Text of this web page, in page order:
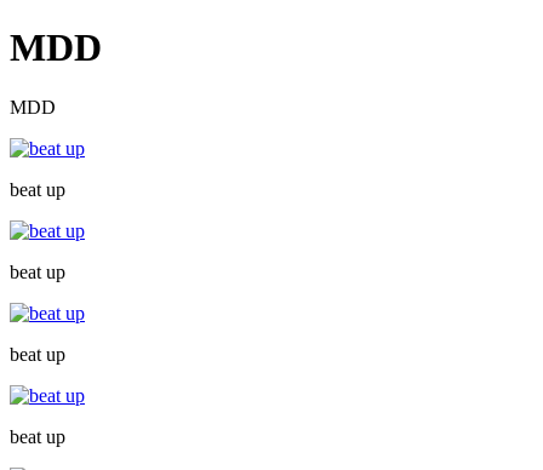
MDD
MDD
beat up
beat up
beat up
beat up